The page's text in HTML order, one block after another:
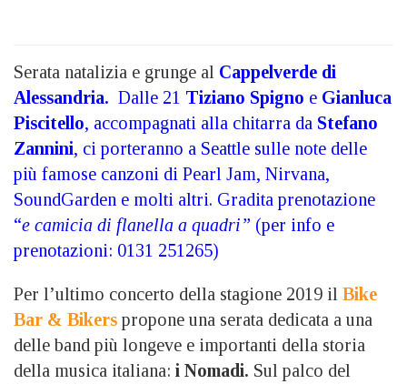
Serata natalizia e grunge al Cappelverde di
Alessandria. Dalle 21 Tiziano Spigno e Gianluca
Piscitello, accompagnati alla chitarra da Stefano
Zannini, ci porteranno a Seattle sulle note delle
più famose canzoni di Pearl Jam, Nirvana,
SoundGarden e molti altri. Gradita prenotazione
“e camicia di flanella a quadri” (per info e
prenotazioni: 0131 251265)
Per l’ultimo concerto della stagione 2019 il Bike
Bar & Bikers propone una serata dedicata a una
delle band più longeve e importanti della storia
della musica italiana: i Nomadi. Sul palco del